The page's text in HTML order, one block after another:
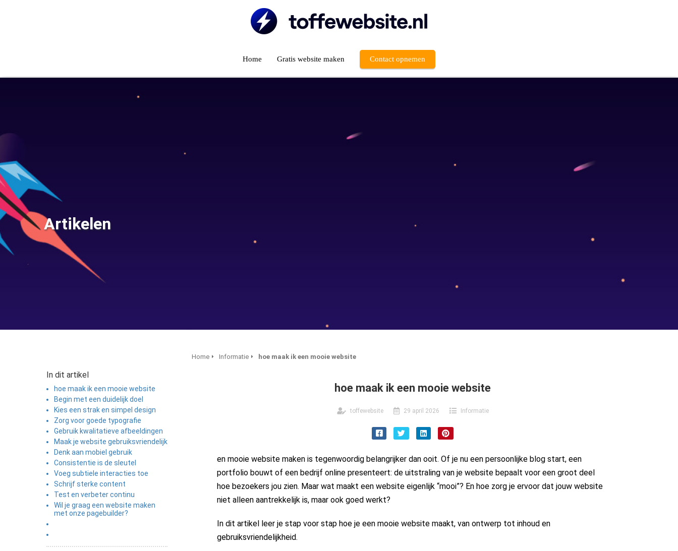
Home Gratis website maken Contact opnemen
Artikelen
In dit artikel
hoe maak ik een mooie website
Begin met een duidelijk doel
Kies een strak en simpel design
Zorg voor goede typografie
Gebruik kwalitatieve afbeeldingen
Maak je website gebruiksvriendelijk
Denk aan mobiel gebruik
Consistentie is de sleutel
Voeg subtiele interacties toe
Schrijf sterke content
Test en verbeter continu
Wil je graag een website maken
met onze pagebuilder?
Home Informatie hoe maak ik een mooie website
hoe maak ik een mooie website
toffewebsite 29 april 2026 Informatie
en mooie website maken is tegenwoordig belangrijker dan ooit. Of je nu een persoonlijke blog start, een
portfolio bouwt of een bedrijf online presenteert: de uitstraling van je website bepaalt voor een groot deel
hoe bezoekers jou zien. Maar wat maakt een website eigenlijk “mooi”? En hoe zorg je ervoor dat jouw website
niet alleen aantrekkelijk is, maar ook goed werkt?
In dit artikel leer je stap voor stap hoe je een mooie website maakt, van ontwerp tot inhoud en
gebruiksvriendelijkheid.